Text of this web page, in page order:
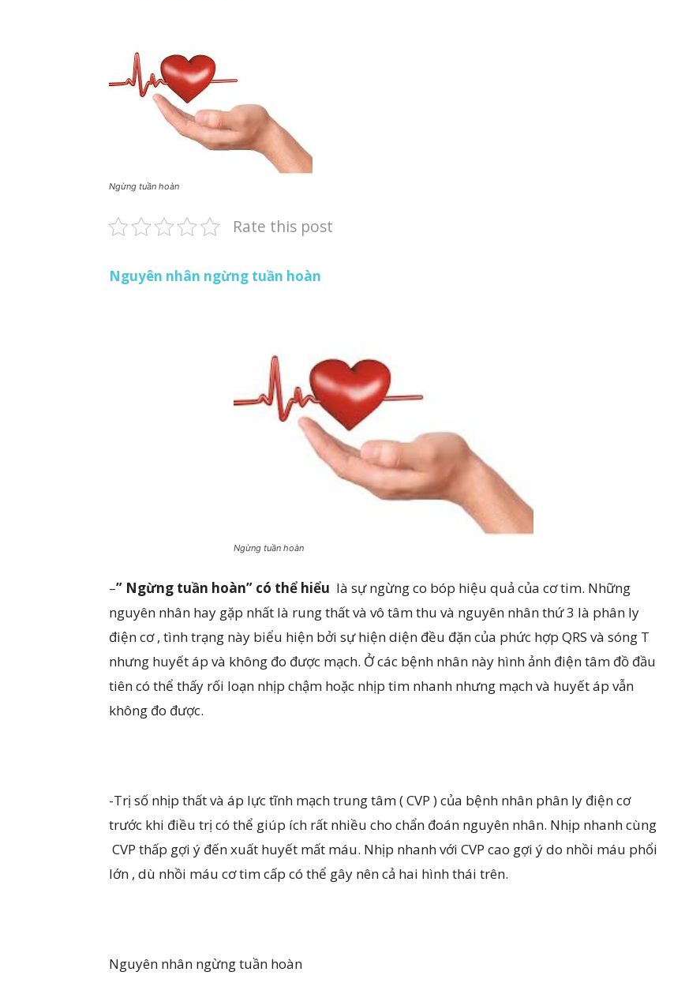
Ngừng tuần hoàn
Rate this post
Nguyên nhân ngừng tuần hoàn
Ngừng tuần hoàn
–” Ngừng tuần hoàn” có thể hiểu là sự ngừng co bóp hiệu quả của cơ tim. Những
nguyên nhân hay gặp nhất là rung thất và vô tâm thu và nguyên nhân thứ 3 là phân ly
điện cơ , tình trạng này biểu hiện bởi sự hiện diện đều đặn của phức hợp QRS và sóng T
nhưng huyết áp và không đo được mạch. Ở các bệnh nhân này hình ảnh điện tâm đồ đầu
tiên có thể thấy rối loạn nhịp chậm hoặc nhịp tim nhanh nhưng mạch và huyết áp vẫn
không đo được.
-Trị số nhịp thất và áp lực tĩnh mạch trung tâm ( CVP ) của bệnh nhân phân ly điện cơ
trước khi điều trị có thể giúp ích rất nhiều cho chẩn đoán nguyên nhân. Nhịp nhanh cùng
CVP thấp gợi ý đến xuất huyết mất máu. Nhịp nhanh với CVP cao gợi ý do nhồi máu phổi
lớn , dù nhồi máu cơ tim cấp có thể gây nên cả hai hình thái trên.
Nguyên nhân ngừng tuần hoàn